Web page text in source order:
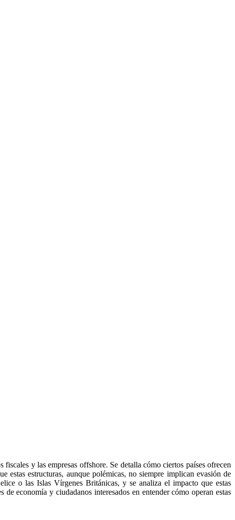
y las empresas offshore. Se detalla cómo ciertos países ofrecen
estas estructuras, aunque polémicas, no siempre implican evasión de
o las Islas Vírgenes Británicas, y se analiza el impacto que estas
economía y ciudadanos interesados en entender cómo operan estas